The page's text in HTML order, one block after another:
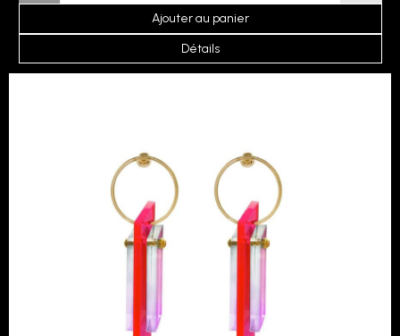
Ajouter au panier
Détails